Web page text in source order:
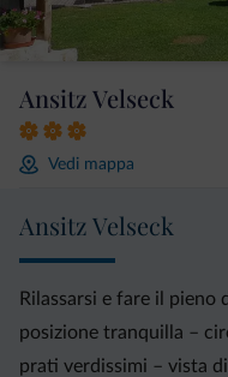
Ansitz Velseck
Vedi mappa
Ansitz Velseck
Rilassarsi e fare il pieno
posizione tranquilla –
prati verdissimi – vista